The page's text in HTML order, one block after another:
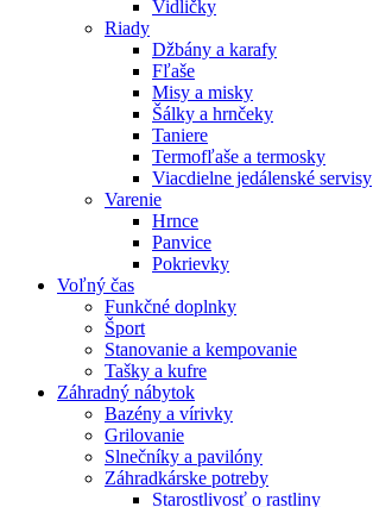
Vidličky
Riady
Džbány a karafy
Fľaše
Misy a misky
Šálky a hrnčeky
Taniere
Termofľaše a termosky
Viacdielne jedálenské servisy
Varenie
Hrnce
Panvice
Pokrievky
Voľný čas
Funkčné doplnky
Šport
Stanovanie a kempovanie
Tašky a kufre
Záhradný nábytok
Bazény a vírivky
Grilovanie
Slnečníky a pavilóny
Záhradkárske potreby
Starostlivosť o rastliny